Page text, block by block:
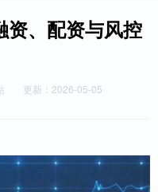
资、配资与风控
更新：2026-05-05